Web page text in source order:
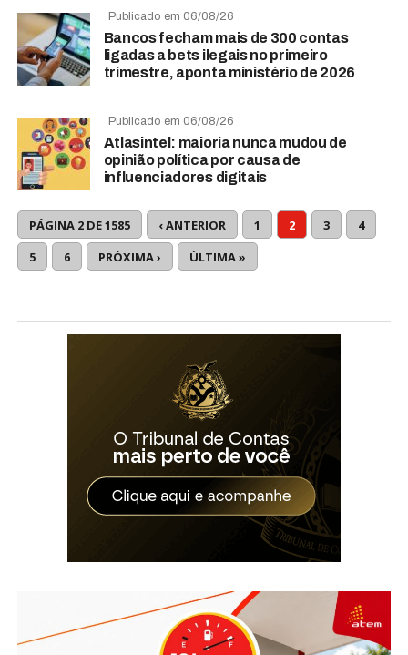
Publicado em 06/08/26
Bancos fecham mais de 300 contas
ligadas a bets ilegais no primeiro
trimestre, aponta ministério de 2026
Publicado em 06/08/26
Atlasintel: maioria nunca mudou de
opinião política por causa de
influenciadores digitais
PÁGINA 2 DE 1585 ‹ ANTERIOR 1 2 3
4
5
6 PRÓXIMA › ÚLTIMA »